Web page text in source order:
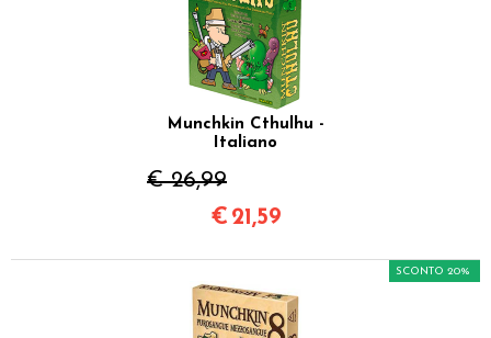
Munchkin Cthulhu -
Italiano
€ 26,99
€ 21,59
SCONTO 20%